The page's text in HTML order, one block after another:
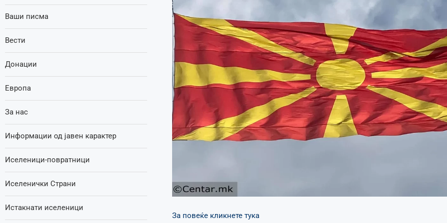
За повеќе кликнете тука
Ваши писма
Вести
Донации
Европа
За нас
Информации од јавен карактер
Иселеници-повратници
Иселенички Страни
Истакнати иселеници